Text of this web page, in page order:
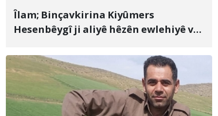
Îlam; Binçavkirina Kiyûmers
Hesenbêygî ji aliyê hêzên ewlehiyê ve